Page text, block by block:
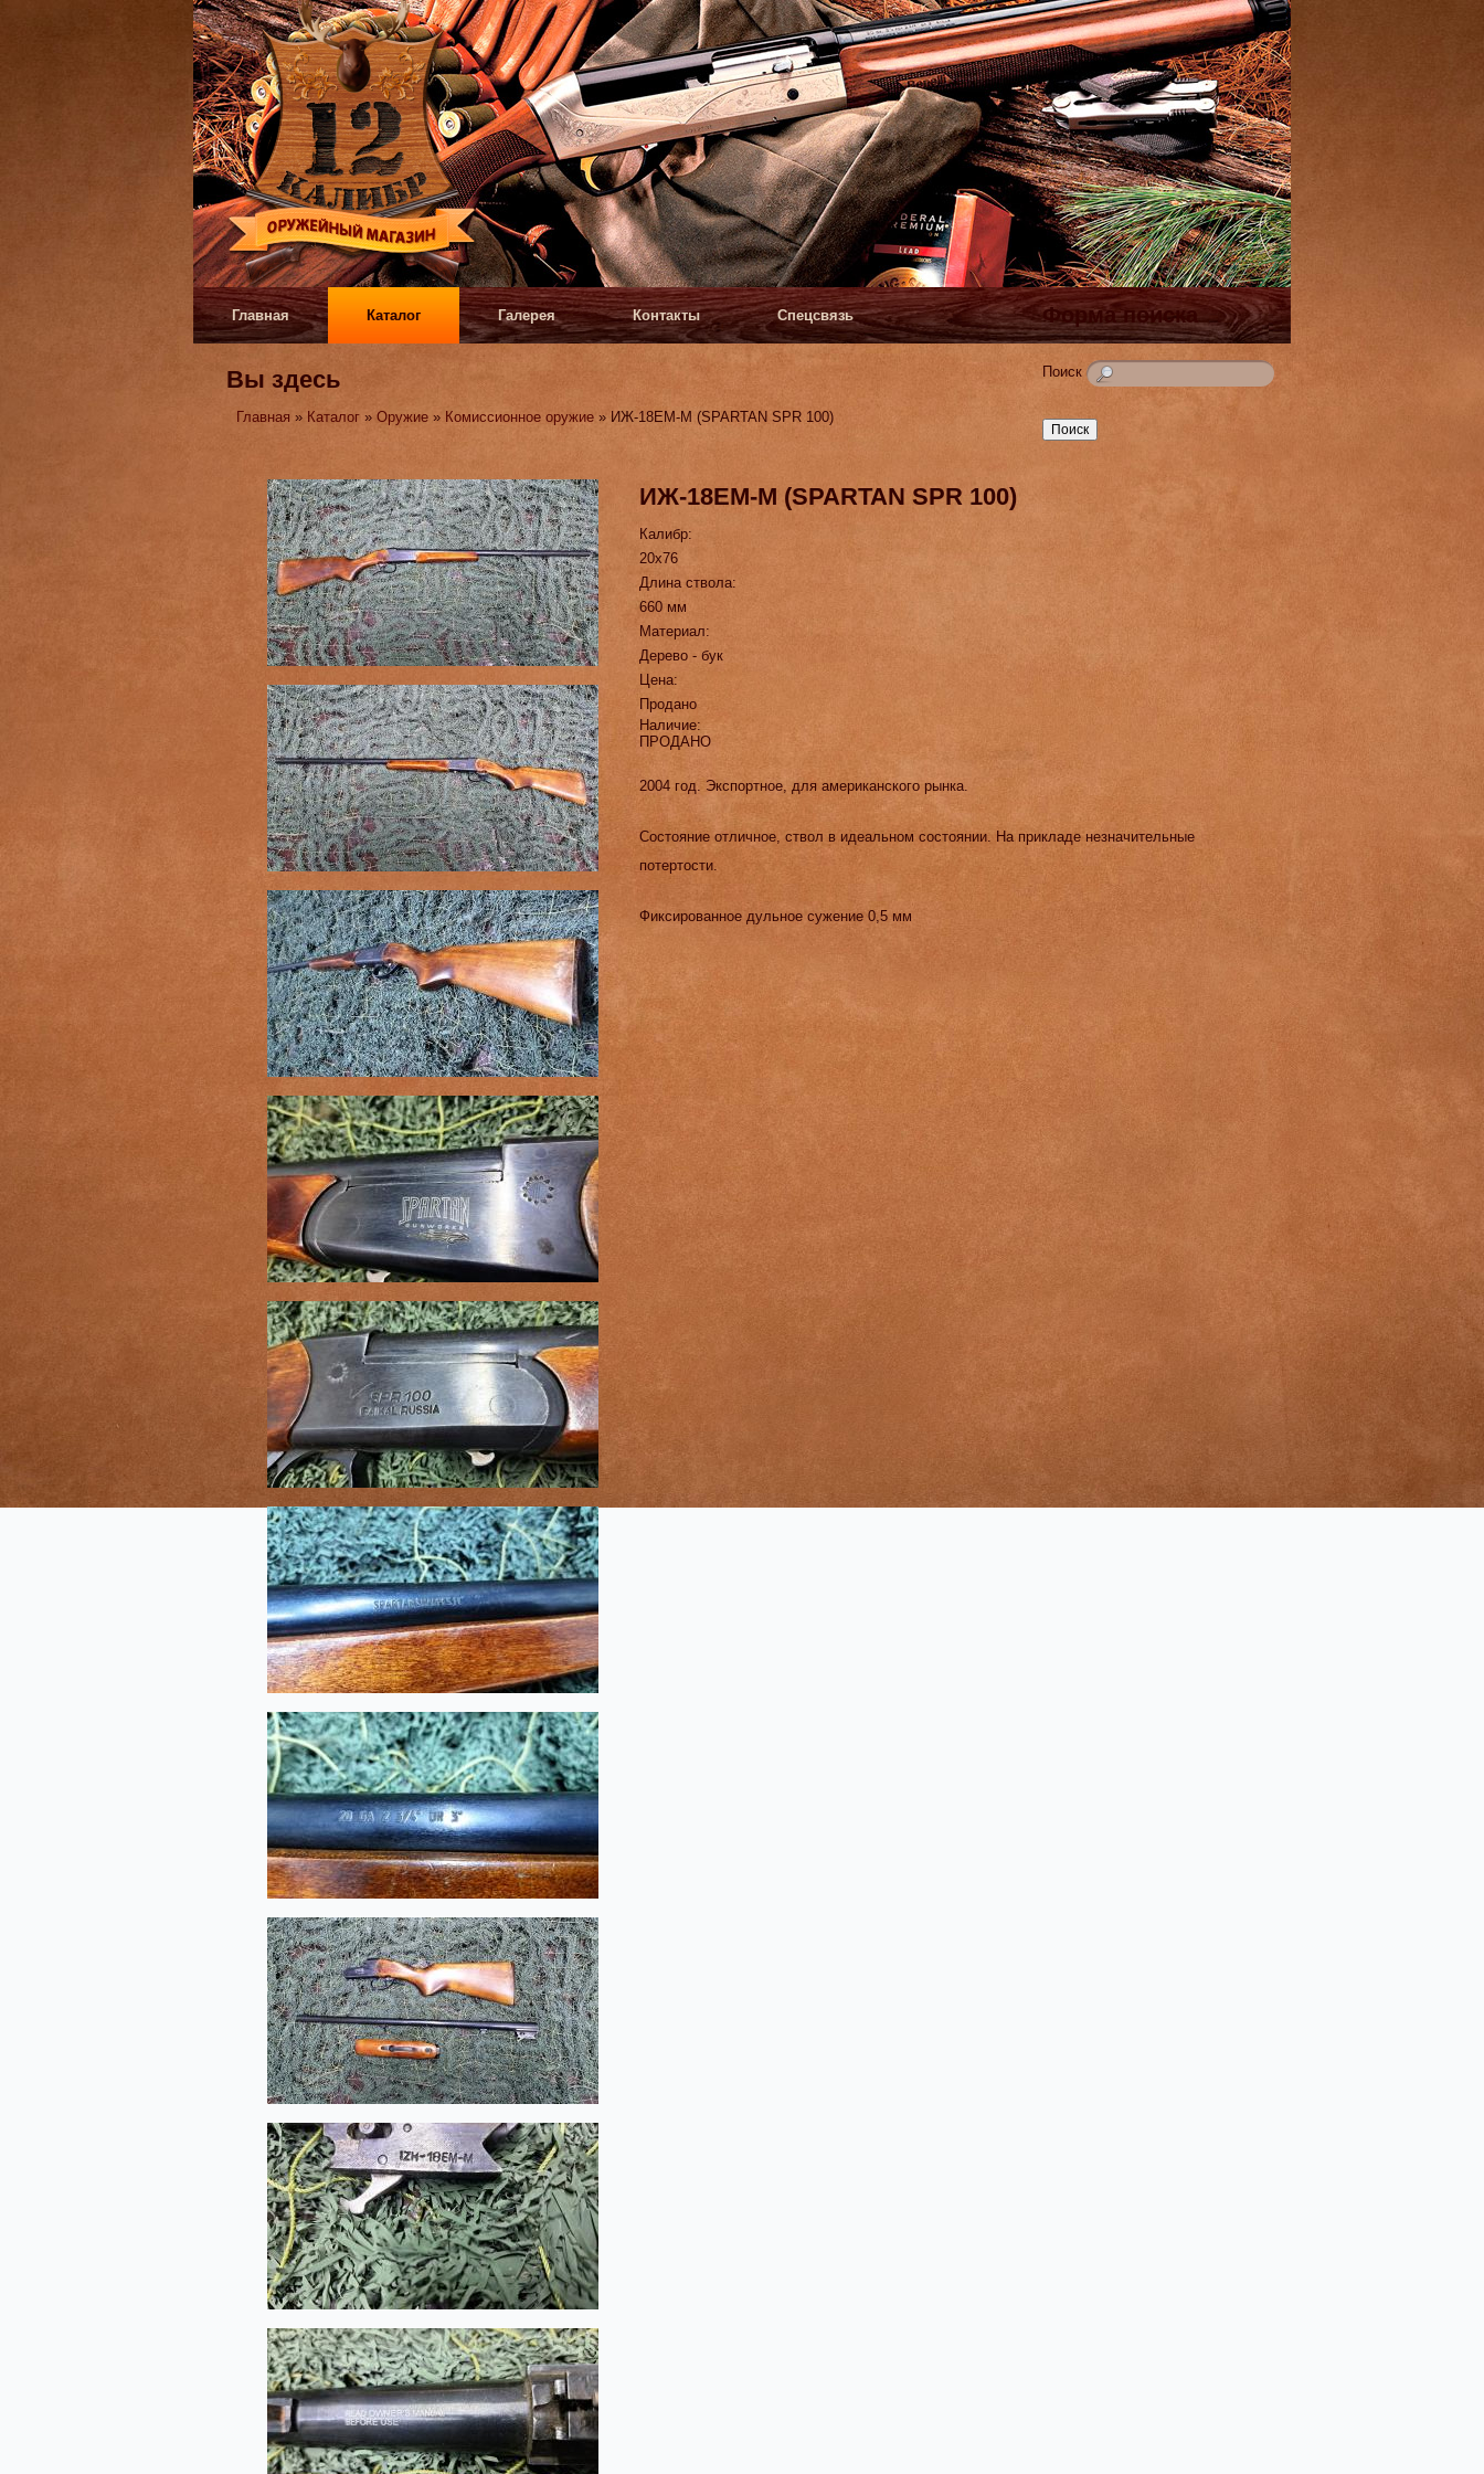
Форма поиска
Поиск
Главная Каталог Галерея Контакты Спецсвязь
Вы здесь
Главная » Каталог »Оружие » Комиссионное оружие » ИЖ-18ЕМ-М (SPARTAN SPR 100)
ИЖ-18ЕМ-М (SPARTAN SPR 100)
Калибр:
20х76
Длина ствола:
660 мм
Материал:
Дерево - бук
Цена:
Продано
Наличие:
ПРОДАНО
2004 год. Экспортное, для американского рынка.
Состояние отличное, ствол в идеальном состоянии. На прикладе незначительные
потертости.
Фиксированное дульное сужение 0,5 мм